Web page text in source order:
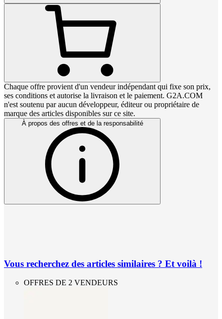
Chaque offre provient d'un vendeur indépendant qui fixe son prix,
ses conditions et autorise la livraison et le paiement. G2A.COM
n'est soutenu par aucun développeur, éditeur ou propriétaire de
marque des articles disponibles sur ce site.
À propos des offres et de la responsabilité
Vous recherchez des articles similaires ? Et voilà !
OFFRES DE 2 VENDEURS